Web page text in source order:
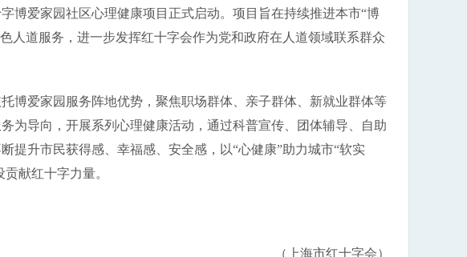
博爱家园社区心理健康项目正式启动。项目旨在持续推进本市“博
人道服务，进一步发挥红十字会作为党和政府在人道领域联系群众
博爱家园服务阵地优势，聚焦职场群体、亲子群体、新就业群体等
为导向，开展系列心理健康活动，通过科普宣传、团体辅导、自助
提升市民获得感、幸福感、安全感，以“心健康”助力城市“软实
献红十字力量。
（上海市红十字会）